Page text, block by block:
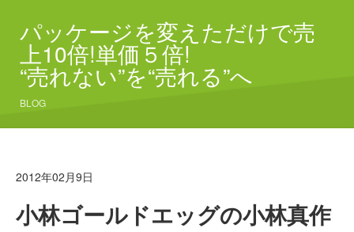
パッケージを変えただけで売
上10倍!単価５倍!
“売れない”を“売れる”へ
BLOG
2012年02月9日
小林ゴールドエッグの小林真作